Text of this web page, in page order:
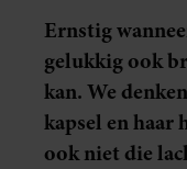
Ernstig
gelukkig ook
kan. We
kapsel en haar
ook niet die